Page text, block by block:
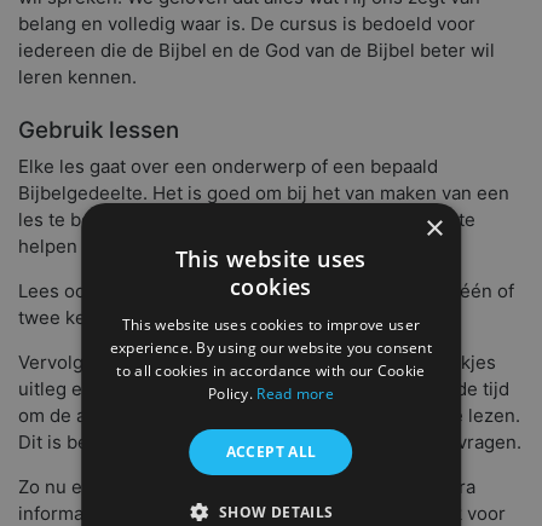
belang en volledig waar is. De cursus is bedoeld voor
iedereen die de Bijbel en de God van de Bijbel beter wil
leren kennen.
Gebruik lessen
Elke les gaat over een onderwerp of een bepaald
Bijbelgedeelte. Het is goed om bij het van maken van een
les te beginnen met gebed, waarin je God vraagt je te
helpen om Zijn woord te begrijpen.
Lees ook altijd rustig het genoemde Bijbelgedeelte één of
twee keer door.
Vervolgens begin je aan de les. Deze bestaat uit stukjes
uitleg en uit vragen. Begin rustig te lezen en neem de tijd
om de aangegeven Bijbelteksten op te zoeken en te lezen.
Dit is beslist nodig voor het beter begrijpen van de vragen.
Zo nu en dan zal je aan het eind van een les wat extra
informatie tegenkomen. Die is dan niet noodzakelijk voor
×
This website uses
cookies
This website uses cookies to improve user
experience. By using our website you consent
to all cookies in accordance with our Cookie
Policy. Read more
ACCEPT ALL
SHOW DETAILS